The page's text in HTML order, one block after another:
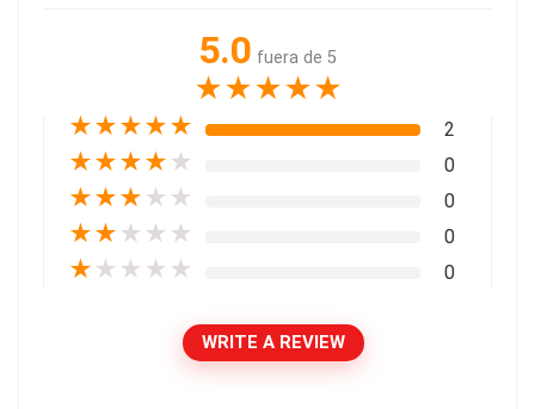
5.0 fuera de 5
★★★★★
★★★★★ 2
★★★★ ★ 0
★★★ ★ ★ 0
★★ ★ ★ ★ 0
★ ★ ★ ★ ★ 0
WRITE A REVIEW